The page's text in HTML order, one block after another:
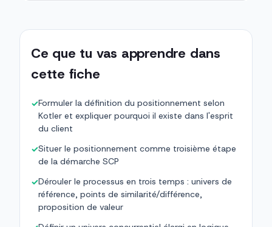
Ce que tu vas apprendre dans
cette fiche
✓Formuler la définition du positionnement selon
Kotler et expliquer pourquoi il existe dans l'esprit
du client
✓Situer le positionnement comme troisième étape
de la démarche SCP
✓Dérouler le processus en trois temps : univers de
référence, points de similarité/différence,
proposition de valeur